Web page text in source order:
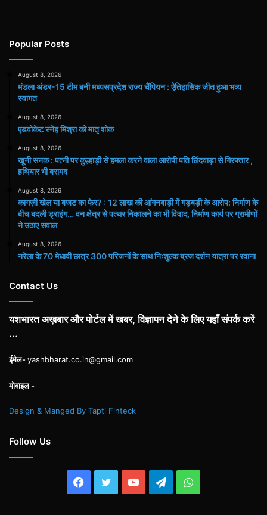
Popular Posts
August 8, 2026
मंडला अंडर-15 टीम बनी मध्यसप्रदेश राज्य चैंपियन : ऐतिहासिक जीत हुआ भव्य
स्वागत
August 8, 2026
एडवोकेट स्नेह मिश्रा को मातृ शोक
August 8, 2026
खूनी सनक : पत्नी पर कुल्हाड़ी से हमला करने वाला आरोपी पति छिंदवाड़ा से गिरफ्तार ,
हथियार भी बरामद
August 8, 2026
कागज़ी खेल या बजट का फेर? : 12 लाख की आंगनबाड़ी में गड़बड़ी के आरोप: निर्माण के
बीच बदली ड्राइंग… वन क्षेत्र से पत्थर निकालने का भी विवाद, निर्माण कार्य पर ग्रामीणों
ने उठाए सवाल
August 8, 2026
नरेला के 70 मेधावी छात्र 300 परिजनों के साथ निःशुल्क ब्रज दर्शन यात्रा पर रवाना
Contact Us
यशभारत अख़बार और पोर्टल में खबर, विज्ञापन देने के लिए यहाँ संपर्क करें
...
ईमेल-yashbharat.co.in@gmail.com
मोबाइल -
Design & Manged By Tapti Finteck
Follow Us
Facebook
TwitterYouTubeTelegramWhatsApp